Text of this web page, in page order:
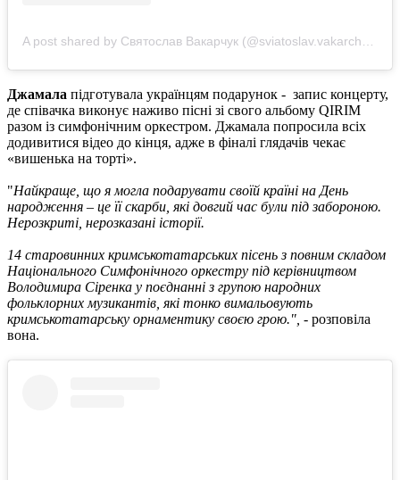
A post shared by Святослав Вакарчук (@sviatoslav.vakarchuk)
Джамала підготувала українцям подарунок - запис концерту,
де співачка виконує наживо пісні зі свого альбому QIRIM
разом із симфонічним оркестром. Джамала попросила всіх
додивитися відео до кінця, адже в фіналі глядачів чекає
«вишенька на торті».
"Найкраще, що я могла подарувати своїй країні на День
народження – це її скарби, які довгий час були під забороною.
Нерозкриті, нерозказані історії.
14 старовинних кримськотатарських пісень з повним складом
Національного Симфонічного оркестру під керівництвом
Володимира Сіренка у поєднанні з групою народних
фольклорних музикантів, які тонко вимальовують
кримськотатарську орнаментику своєю грою.", - розповіла
вона.